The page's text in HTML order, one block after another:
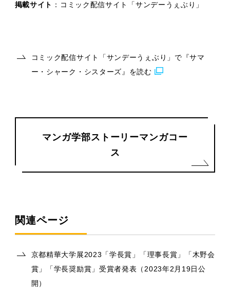
掲載サイト ：コミック配信サイト「サンデーうぇぶり」
コミック配信サイト「サンデーうぇぶり」で『サマ
ー・シャーク・シスターズ』を読む
マンガ学部ストーリーマンガコー
ス
関連ページ
京都精華大学展2023「学長賞」「理事長賞」「木野会
賞」「学長奨励賞」受賞者発表（2023年2月19日公
開）